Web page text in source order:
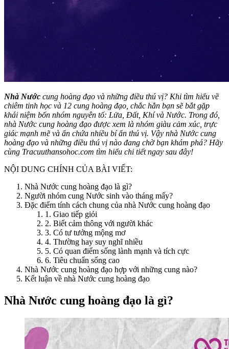
Nhà Nước cung hoàng đạo và những điều thú vị? Khi tìm hiểu về
chiêm tinh học và 12 cung hoàng đạo, chắc hẳn bạn sẽ bắt gặp
khái niệm bốn nhóm nguyên tố: Lửa, Đất, Khí và Nước. Trong đó,
nhà Nước cung hoàng đạo được xem là nhóm giàu cảm xúc, trực
giác mạnh mẽ và ẩn chứa nhiều bí ẩn thú vị. Vậy nhà Nước cung
hoàng đạo và những điều thú vị nào đang chờ bạn khám phá? Hãy
cùng Tracuuthansohoc.com tìm hiểu chi tiết ngay sau đây!
NỘI DUNG CHÍNH CỦA BÀI VIẾT:
Nhà Nước cung hoàng đạo là gì?
Người nhóm cung Nước sinh vào tháng mấy?
Đặc điểm tính cách chung của nhà Nước cung hoàng đạo
1. Giao tiếp giỏi
2. Biết cảm thông với người khác
3. Có tư tưởng mộng mơ
4. Thường hay suy nghĩ nhiều
5. Có quan điểm sống lành mạnh và tích cực
6. Tiêu chuẩn sống cao
Nhà Nước cung hoàng đạo hợp với những cung nào?
Kết luận về nhà Nước cung hoàng đạo
Nhà Nước cung hoàng đạo là gì?